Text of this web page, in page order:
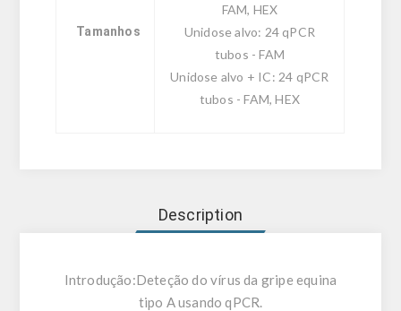
Tamanhos
FAM, HEX
Unidose alvo: 24 qPCR
tubos - FAM
Unidose alvo + IC: 24 qPCR
tubos - FAM, HEX
Description
Introdução:Deteção do vírus da gripe equina
tipo A usando qPCR.